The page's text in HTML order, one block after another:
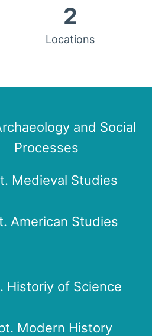
2
Locations
and Social
Processes
Medieval Studies
American Studies
Historiy of Science
Modern History